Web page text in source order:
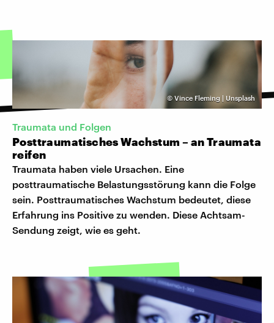
© Vince Fleming | Unsplash
Traumata und Folgen
Posttraumatisches Wachstum – an Traumata
reifen
Traumata haben viele Ursachen. Eine
posttraumatische Belastungsstörung kann die Folge
sein. Posttraumatisches Wachstum bedeutet, diese
Erfahrung ins Positive zu wenden. Diese Achtsam-
Sendung zeigt, wie es geht.